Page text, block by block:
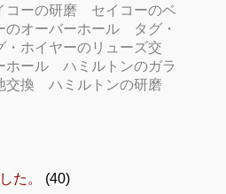
コーの研磨
セイコーのベ
のオーバーホール
タグ・
・ホイヤーのリューズ交
ホール
ハミルトンのガラ
交換
ハミルトンの研磨
た。
(40)